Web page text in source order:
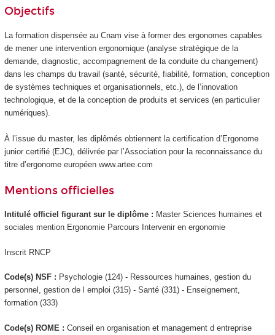
Objectifs
La formation dispensée au Cnam vise à former des ergonomes capables
de mener une intervention ergonomique (analyse stratégique de la
demande, diagnostic, accompagnement de la conduite du changement)
dans les champs du travail (santé, sécurité, fiabilité, formation, conception
de systèmes techniques et organisationnels, etc.), de l’innovation
technologique, et de la conception de produits et services (en particulier
numériques).
À l’issue du master, les diplômés obtiennent la certification d’Ergonome
junior certifié (EJC), délivrée par l’Association pour la reconnaissance du
titre d’ergonome européen www.artee.com
Mentions officielles
Intitulé officiel figurant sur le diplôme : Master Sciences humaines et
sociales mention Ergonomie Parcours Intervenir en ergonomie
Inscrit RNCP
Code(s) NSF : Psychologie (124) - Ressources humaines, gestion du
personnel, gestion de l emploi (315) - Santé (331) - Enseignement,
formation (333)
Code(s) ROME : Conseil en organisation et management d entreprise